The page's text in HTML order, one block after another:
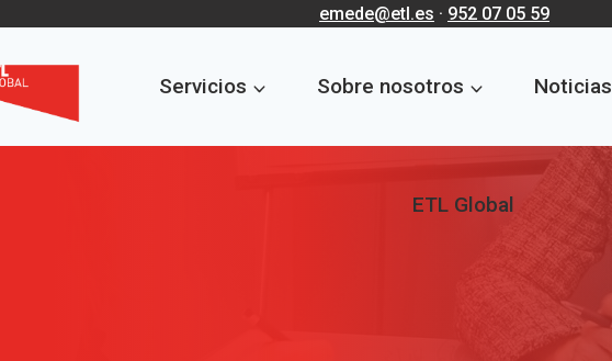
emede@etl.es · 952 07 05 59
Servicios Sobre nosotros Noticias
ETL Global